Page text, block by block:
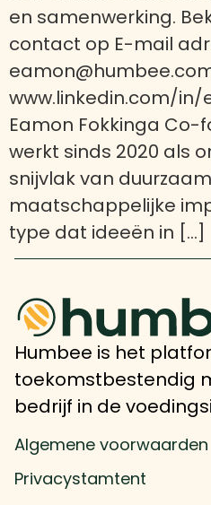
en samenwerking.
contact op E-mail
www.linkedin.com/
Eamon Fokkinga Co-
werkt sinds 2020 als
snijvlak van
maatschappelijke
type dat ideeën in […]
Humbee is het
toekomstbestendig
bedrijf in de
Algemene voorwaarden
Privacystamtent